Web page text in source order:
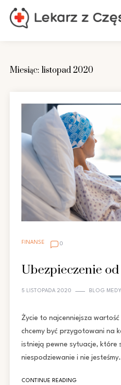
Miesiąc: listopad 2020
FINANSE 0
Ubezpieczenie
5 LISTOPADA 2020 BLOG
Życie to najcenniejsza
chcemy być przygotowani na
istnieją pewne sytuacje, które
niespodziewanie i nie
CONTINUE READING